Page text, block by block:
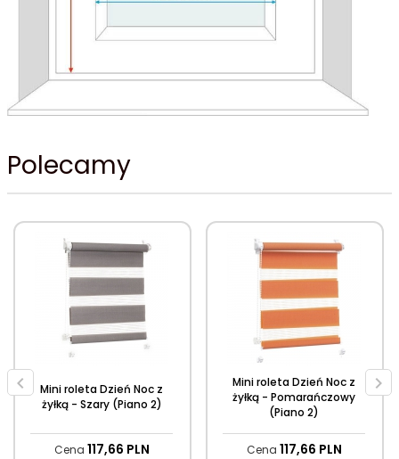
Polecamy
Mini roleta Dzień Noc z
żyłką - Szary (Piano 2)
Cena 117,66 PLN
Mini roleta Dzień Noc z
żyłką - Pomarańczowy
(Piano 2)
Cena 117,66 PLN